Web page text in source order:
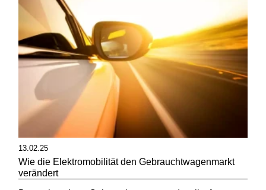
13.02.25
Wie die Elektromobilität den Gebrauchtwagenmarkt
verändert